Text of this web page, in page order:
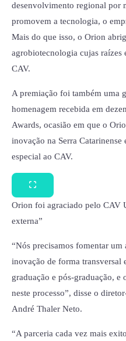
desenvolvimento regional por
promovem a tecnologia, o
Mais do que isso, o Orion
agrobiotecnologia cujas raízes
CAV.
A premiação foi também uma
homenagem recebida em
Awards, ocasião em que o
inovação na Serra
especial ao CAV.
Orion foi agraciado pelo CAV
externa”
“Nós precisamos fomentar um
inovação de forma transversal
graduação e pós-graduação,
neste processo”, disse o
André Thaler Neto.
“A parceria cada vez mais